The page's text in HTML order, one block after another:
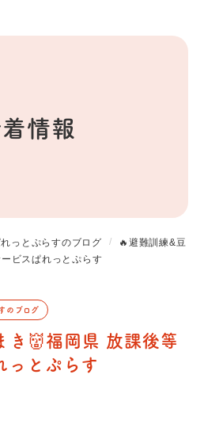
情報
っとぷらすのブログ
🔥避難訓練&豆
ビスぱれっとぷらす
のブログ
き👹福岡県 放課後等
っとぷらす